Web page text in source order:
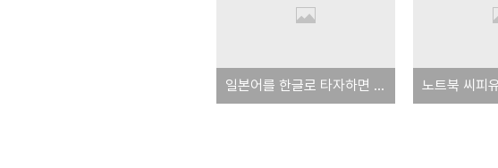
일본어를 한글로 타자하면 더 빠르다는 주장